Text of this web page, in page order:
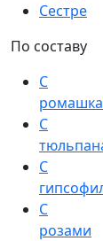
Сестре
По составу
С
С
С
С
розами